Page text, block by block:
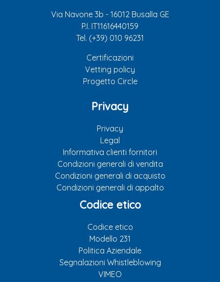
Via Navone 3b - 16012 Busalla GE
P.I. IT11616440159
Tel. (+39) 010 96231
Certificazioni
Vetting policy
Progetto Circle
Privacy
Privacy
Legal
Informativa clienti fornitori
Condizioni generali di vendita
Condizioni generali di acquisto
Condizioni generali di appalto
Codice etico
Codice etico
Modello 231
Politica Aziendale
Segnalazioni Whistleblowing
VIMEO